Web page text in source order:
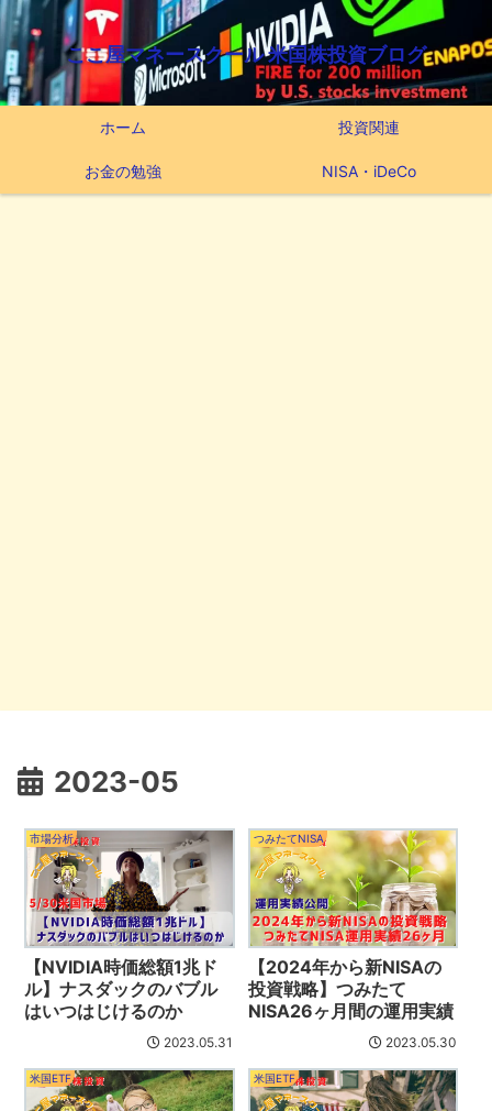
ここ屋マネースクール 米国株投資ブログ
ホーム 投資関連
お金の勉強 NISA・iDeCo
2023-05
市場分析
【NVIDIA時価総額1兆ド
ル】ナスダックのバブル
はいつはじけるのか
2023.05.31
つみたてNISA
【2024年から新NISAの
投資戦略】つみたて
NISA26ヶ月間の運用実績
2023.05.30
米国ETF 米国ETF